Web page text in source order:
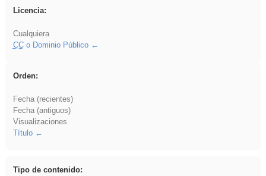
Licencia:
Cualquiera
CCo Dominio Público
Orden:
Fecha (recientes)
Fecha (antiguos)
Visualizaciones
Título
Tipo de contenido: